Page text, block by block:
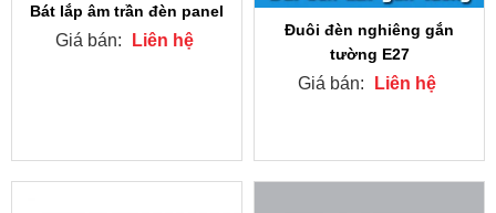
Bát lắp âm trần đèn panel
Giá bán: Liên hệ
Đuôi đèn nghiêng gắn
tường E27
Giá bán: Liên hệ